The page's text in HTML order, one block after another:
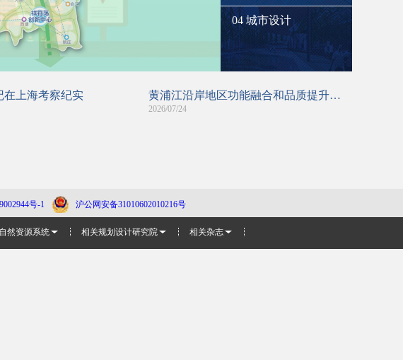
04 城市设计
在上海考察纪实 黄浦江沿岸地区功能融合和品质提升规划介绍(2026版)
2026/07/24
号-1 沪公网安备31010602010216号
然资源系统 相关规划设计研究院 相关杂志